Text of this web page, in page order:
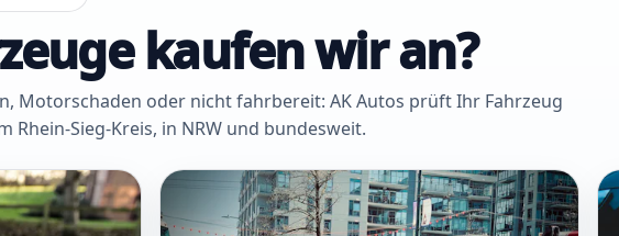
kaufen wir an?
Motorschaden oder nicht fahrbereit: AK Autos prüft Ihr Fahrzeug
Sieg-Kreis, in NRW und bundesweit.